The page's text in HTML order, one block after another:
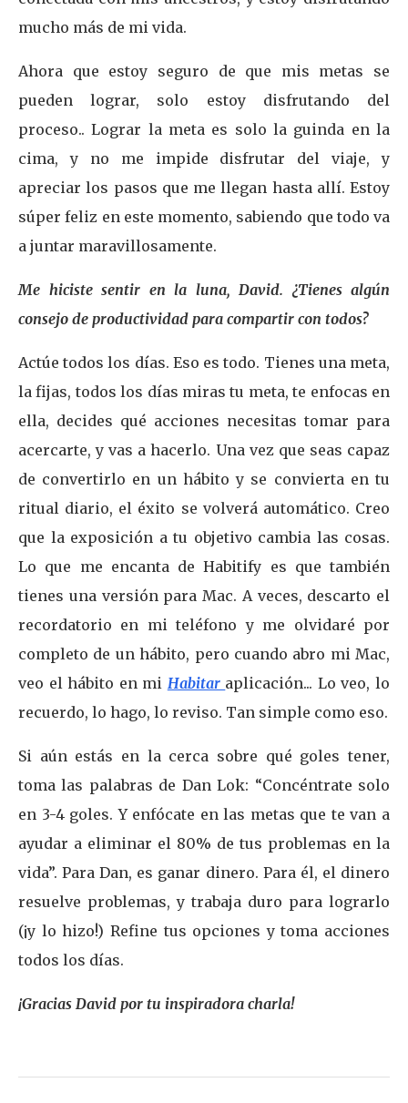
mucho más de mi vida.
Ahora que estoy seguro de que mis metas se
pueden lograr, solo estoy disfrutando del
proceso.. Lograr la meta es solo la guinda en la
cima, y no me impide disfrutar del viaje, y
apreciar los pasos que me llegan hasta allí. Estoy
súper feliz en este momento, sabiendo que todo va
a juntar maravillosamente.
Me hiciste sentir en la luna, David. ¿Tienes algún
consejo de productividad para compartir con todos?
Actúe todos los días. Eso es todo. Tienes una meta,
la fijas, todos los días miras tu meta, te enfocas en
ella, decides qué acciones necesitas tomar para
acercarte, y vas a hacerlo. Una vez que seas capaz
de convertirlo en un hábito y se convierta en tu
ritual diario, el éxito se volverá automático. Creo
que la exposición a tu objetivo cambia las cosas.
Lo que me encanta de Habitify es que también
tienes una versión para Mac. A veces, descarto el
recordatorio en mi teléfono y me olvidaré por
completo de un hábito, pero cuando abro mi Mac,
veo el hábito en mi Habitar aplicación... Lo veo, lo
recuerdo, lo hago, lo reviso. Tan simple como eso.
Si aún estás en la cerca sobre qué goles tener,
toma las palabras de Dan Lok: “Concéntrate solo
en 3-4 goles. Y enfócate en las metas que te van a
ayudar a eliminar el 80% de tus problemas en la
vida”. Para Dan, es ganar dinero. Para él, el dinero
resuelve problemas, y trabaja duro para lograrlo
(¡y lo hizo!) Refine tus opciones y toma acciones
todos los días.
¡Gracias David por tu inspiradora charla!